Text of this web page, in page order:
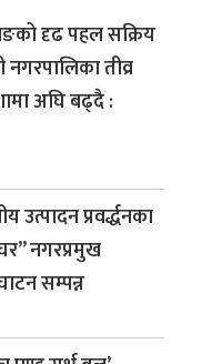
दृढ पहल सक्रिय
तीव्र
अघि बढ्दै :
उत्पादन प्रवर्द्धनका
नगरप्रमुख
सम्पन्न